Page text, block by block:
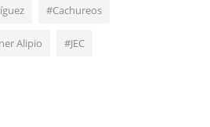
#Cachureos
Alipio #JEC